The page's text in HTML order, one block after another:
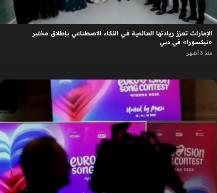
الإمارات تعزز ريادتها العالمية في الذكاء الاصطناعي بإطلاق مختبر
«نيكسورا» في دبي
منذ 3 أشهر